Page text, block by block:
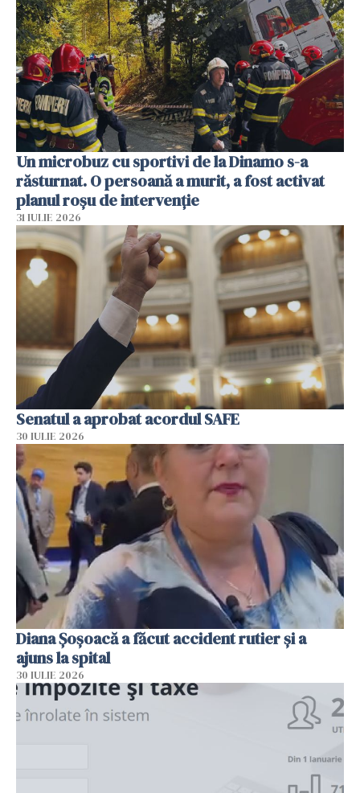
Un microbuz cu sportivi de la Dinamo s-a
răsturnat. O persoană a murit, a fost activat
planul roșu de intervenție
31 IULIE 2026
Senatul a aprobat acordul SAFE
30 IULIE 2026
Diana Șoșoacă a făcut accident rutier și a
ajuns la spital
30 IULIE 2026